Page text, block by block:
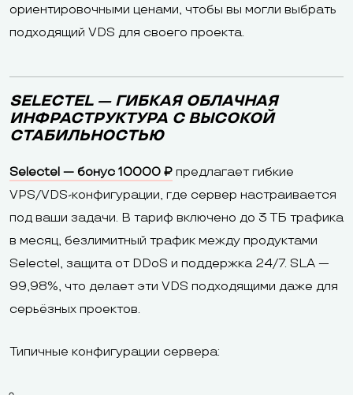
ориентировочными ценами, чтобы вы могли выбрать
подходящий VDS для своего проекта.
SELECTEL — ГИБКАЯ ОБЛАЧНАЯ
ИНФРАСТРУКТУРА С ВЫСОКОЙ
СТАБИЛЬНОСТЬЮ
Selectel — бонус 10000 ₽ предлагает гибкие
VPS/VDS-конфигурации, где сервер настраивается
под ваши задачи. В тариф включено до 3 ТБ трафика
в месяц, безлимитный трафик между продуктами
Selectel, защита от DDoS и поддержка 24/7. SLA —
99,98%, что делает эти VDS подходящими даже для
серьёзных проектов.
Типичные конфигурации сервера: